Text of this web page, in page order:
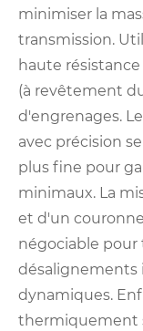
minimiser la
transmission.
haute
(à revêtement
d'engrenages.
avec précision
plus fine pour
minimaux. La
et d'un
négociable
désalignements
dynamiques.
thermiquement